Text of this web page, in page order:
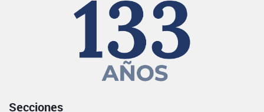
Secciones